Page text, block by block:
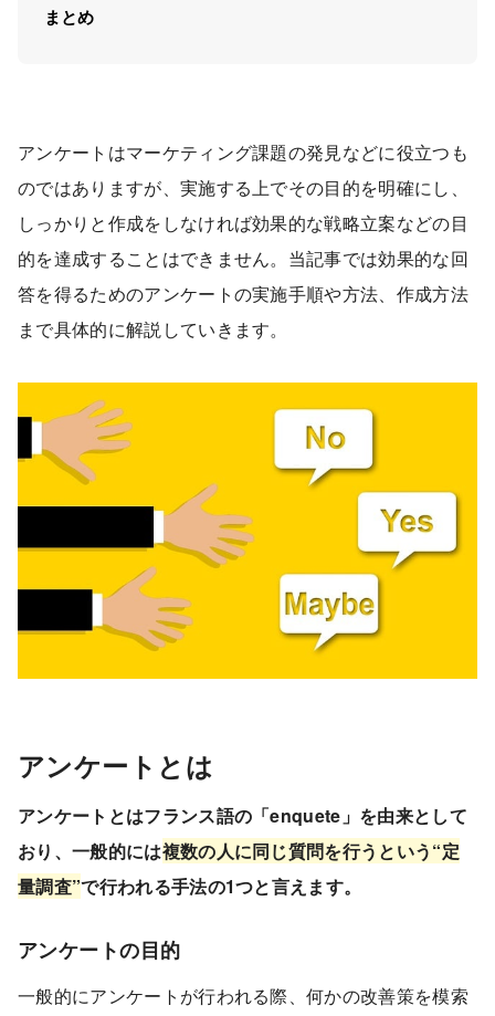
まとめ
アンケートはマーケティング課題の発見などに役立つも
のではありますが、実施する上でその目的を明確にし、
しっかりと作成をしなければ効果的な戦略立案などの目
的を達成することはできません。当記事では効果的な回
答を得るためのアンケートの実施手順や方法、作成方法
まで具体的に解説していきます。
アンケートとは
アンケートとはフランス語の「enquete」を由来として
おり、一般的には複数の人に同じ質問を行うという“定
量調査”で行われる手法の1つと言えます。
アンケートの目的
一般的にアンケートが行われる際、何かの改善策を模索